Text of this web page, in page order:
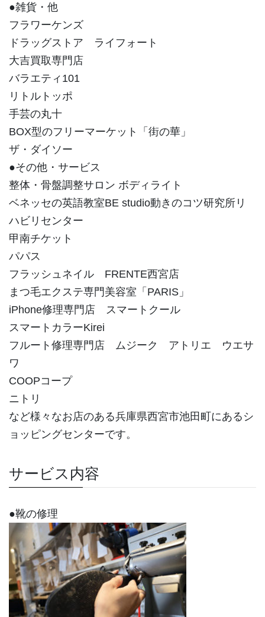
●雑貨・他
フラワーケンズ
ドラッグストア ライフォート
大吉買取専門店
バラエティ101
リトルトッポ
手芸の丸十
BOX型のフリーマーケット「街の華」
ザ・ダイソー
●その他・サービス
整体・骨盤調整サロン ボディライト
ベネッセの英語教室BE studio動きのコツ研究所リ
ハビリセンター
甲南チケット
パパス
フラッシュネイル FRENTE西宮店
まつ毛エクステ専門美容室「PARIS」
iPhone修理専門店 スマートクール
スマートカラーKirei
フルート修理専門店 ムジーク アトリエ ウエサ
ワ
COOPコープ
ニトリ
など様々なお店のある兵庫県西宮市池田町にあるシ
ョッピングセンターです。
サービス内容
●靴の修理